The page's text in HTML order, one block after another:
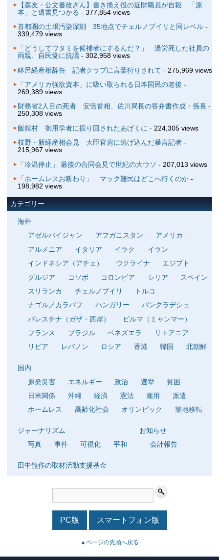
【森友・公文書改ざん】書き換え役の近財職員が自殺 「原
本」と遺書見つかる - 377,854 views
首都圏の土壌汚染深刻 35地点でチェルノブイリと同レベル-
339,479 views
「どうしてワタミを候補者にするんだ？」 過労死した社員の
両親、自民党に抗議- 302,958 views
鉢呂経産相辞任 記者クラブに言葉狩りされて - 275,969 views
「アメリカ強欲資本」に吸い取られる日本国民の老後 -
269,389 views
財務省2人目の死者 安倍首相、佐川局長の答弁書作成・係長-
250,308 views
飯舘村 御用学者に振り回されたあげくに - 224,305 views
枝野・新経産相会見 大臣官房に逃げ込んだ暴言記者-
215,967 views
「冷温停止」 最後の合同会見で世紀の大ウソ - 207,013 views
「ホームレスお断わり」 マック難民はどこへ行くのか-
198,982 views
カテゴリー
海外
アゼルバイジャン
アフガニスタン
アメリカ
アルメニア
イタリア イラク
イラン
インドネシア（アチェ）
ウクライナ
エジプト
グルジア
コソボ コロンビア シリア
スペイン
スリランカ
チェルノブイリ
トルコ
ナゴルノカラバフ
ハンガリー
バングラデシュ
パレスチナ（ガザ・西岸）
ビルマ（ミャンマー）
フランス
ブラジル ベネズエラ
リトアニア
リビア
レバノン ロシア 香港 韓国 北朝鮮
国内
原発災害
エネルギー 政治 選挙
貧困
日米関係
沖縄 経済 憲法 雇用
派遣
ホームレス
高齢化社会 オリンピック 築地移転
ジャーナリズム
写真
事件 可視化 平和
お知らせ
会計報告
田中龍作の取材活動支援基金
PC版 スマートフォン版
▲ページの先頭へ戻る